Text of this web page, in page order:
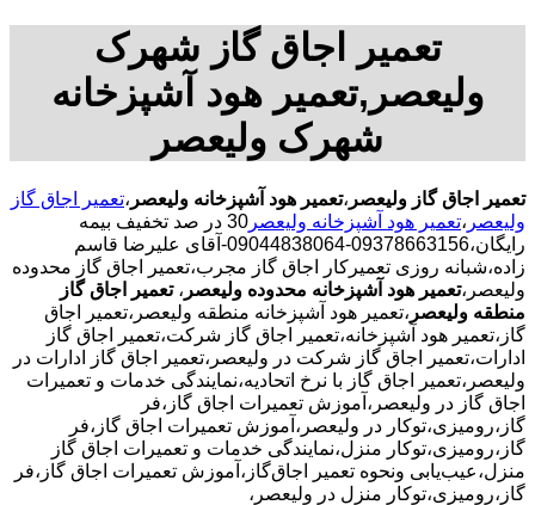
تعمیر اجاق گاز شهرک
ولیعصر,تعمیر هود آشپزخانه
شهرک ولیعصر
تعمیر اجاق گاز ولیعصر ،تعمیر هود آشپزخانه ولیعصر ،تعمیر اجاق گاز
ولیعصر ،تعمیر هود آشپزخانه ولیعصر
30 در صد تخفیف بیمه
رایگان،09378663156-09044838064-آقای علیرضا قاسم
زاده،شبانه روزی تعمیرکار اجاق گاز مجرب،تعمیر اجاق گاز محدوده
ولیعصر،تعمیر هود آشپزخانه محدوده ولیعصر ، تعمیر اجاق گاز
منطقه ولیعصر ،تعمیر هود آشپزخانه منطقه ولیعصر،تعمیر اجاق
گاز،تعمیر هود آشپزخانه،تعمیر اجاق گاز شرکت،تعمیر اجاق گاز
ادارات،تعمیر اجاق گاز شرکت در ولیعصر،تعمیر اجاق گاز ادارات در
ولیعصر،تعمیر اجاق گاز با نرخ اتحادیه،نمایندگی خدمات و تعمیرات
اجاق گاز در ولیعصر،آموزش تعمیرات اجاق گاز،فر
گاز،رومیزی،توکار در ولیعصر،آموزش تعمیرات اجاق گاز،فر
گاز،رومیزی،توکار منزل،نمایندگی خدمات و تعمیرات اجاق گاز
منزل،عیب‌یابی ونحوه تعمیر اجاق‌گاز،آموزش تعمیرات اجاق گاز،فر
گاز،رومیزی،توکار منزل در ولیعصر،